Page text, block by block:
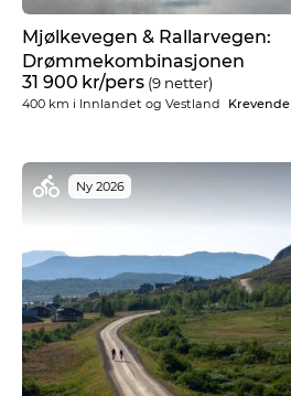
Mjølkevegen & Rallarvegen:
Drømmekombinasjonen
31 900 kr/pers (9 netter)
400 km i Innlandet og Vestland Krevende
Ny 2026